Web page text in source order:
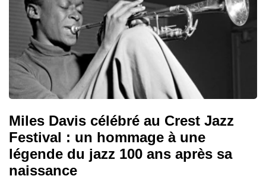
Miles Davis célébré au Crest Jazz
Festival : un hommage à une
légende du jazz 100 ans après sa
naissance